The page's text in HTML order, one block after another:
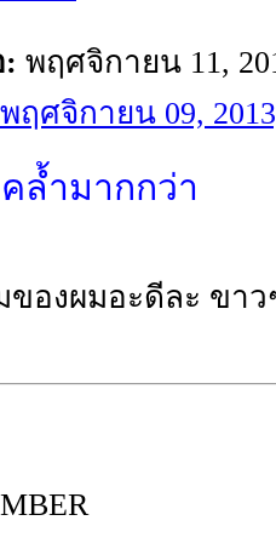
พฤศจิกายน 11,
ฤศจิกายน 09,
ล้ำมากกว่า
องผมอะดีละ ขาว